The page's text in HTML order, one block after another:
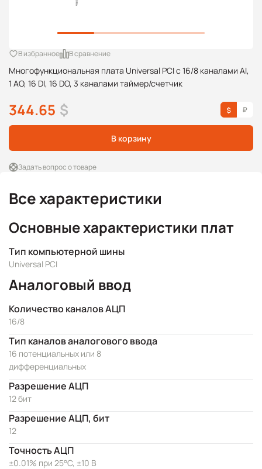
Многофункциональная плата Universal PCI с 16/8 каналами AI,
1 AO, 16 DI, 16 DO, 3 каналами таймер/счетчик
В избранное В сравнение
344.65 $
В корзину
Задать вопрос о товаре
Все характеристики
Основные характеристики плат
Тип компьютерной шины
Universal PCI
Аналоговый ввод
Количество каналов АЦП
16/8
Тип каналов аналогового ввода
16 потенциальных или 8
дифференциальных
Разрешение АЦП
12 бит
Разрешение АЦП, бит
12
Точность АЦП
±0.01% при 25°C, ±10 В